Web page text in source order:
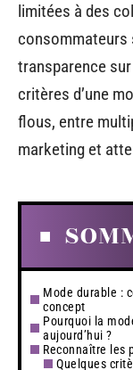
limitées à des
consommateurs
transparence
critères d’une
flous, entre
marketing et
Mode durable :
concept
Pourquoi la
aujourd’hui ?
Reconnaître les
Quelques